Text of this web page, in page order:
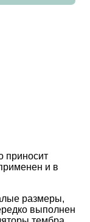
приносит
и в
размеры,
выполнен